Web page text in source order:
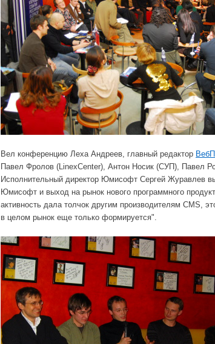
Вел конференцию Леха Андреев, главный редактор
Павел Фролов (LinexCenter), Антон Носик (СУП), Павел
Исполнительный директор Юмисофт Сергей Журавлев
Юмисофт и выход на рынок нового программного
активность дала толчок другим производителям CMS,
в целом рынок еще только формируется".